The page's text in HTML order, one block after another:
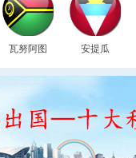
瓦努阿图 安提瓜